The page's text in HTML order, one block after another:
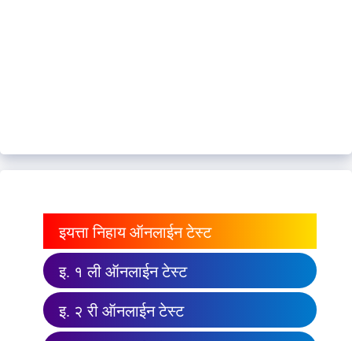
इयत्ता निहाय ऑनलाईन टेस्ट
इ. १ ली ऑनलाईन टेस्ट
इ. २ री ऑनलाईन टेस्ट